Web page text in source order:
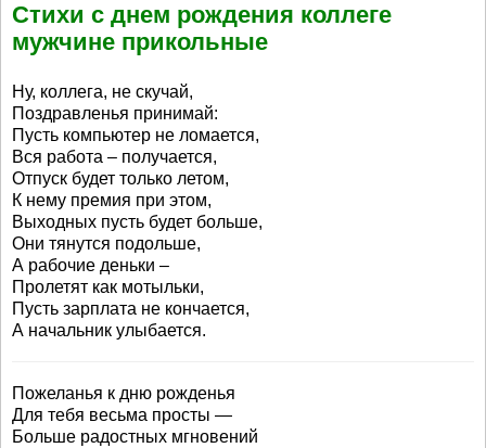
Стихи с днем рождения коллеге
мужчине прикольные
Ну, коллега, не скучай,
Поздравленья принимай:
Пусть компьютер не ломается,
Вся работа – получается,
Отпуск будет только летом,
К нему премия при этом,
Выходных пусть будет больше,
Они тянутся подольше,
А рабочие деньки –
Пролетят как мотыльки,
Пусть зарплата не кончается,
А начальник улыбается.
Пожеланья к дню рожденья
Для тебя весьма просты —
Больше радостных мгновений